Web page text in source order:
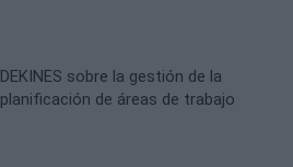
DEKINES sobre la gestión de la
planificación de áreas de trabajo